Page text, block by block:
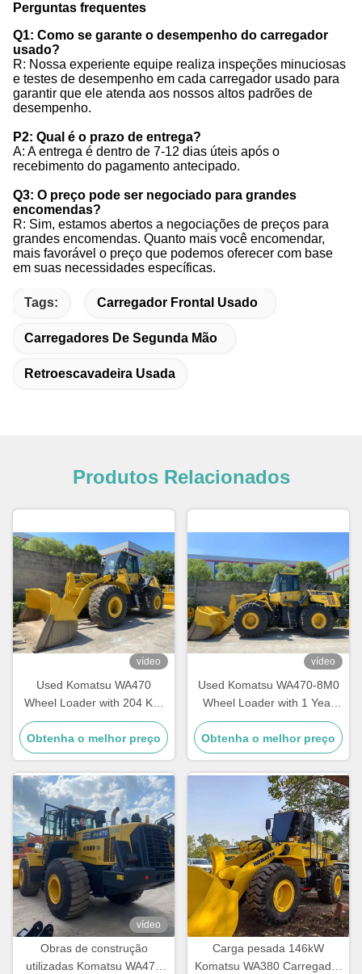
Perguntas frequentes
Q1: Como se garante o desempenho do carregador
usado?
R: Nossa experiente equipe realiza inspeções minuciosas
e testes de desempenho em cada carregador usado para
garantir que ele atenda aos nossos altos padrões de
desempenho.
P2: Qual é o prazo de entrega?
A: A entrega é dentro de 7-12 dias úteis após o
recebimento do pagamento antecipado.
Q3: O preço pode ser negociado para grandes
encomendas?
R: Sim, estamos abertos a negociações de preços para
grandes encomendas. Quanto mais você encomendar,
mais favorável o preço que podemos oferecer com base
em suas necessidades específicas.
Tags: Carregador Frontal Usado
Carregadores De Segunda Mão
Retroescavadeira Usada
Produtos Relacionados
vídeo
Used Komatsu WA470
Wheel Loader with 204 KW
Engine 1 Year Warranty for
Earthmoving Machinery
Obtenha o melhor preço
vídeo
Used Komatsu WA470-8M0
Wheel Loader with 1 Year
Warranty and 3.60 - 5.20 m³
Bucket Capacity
Obtenha o melhor preço
vídeo
Obras de construção
utilizadas Komatsu WA470
Carga pesada 146kW
Komatsu WA380 Carregador